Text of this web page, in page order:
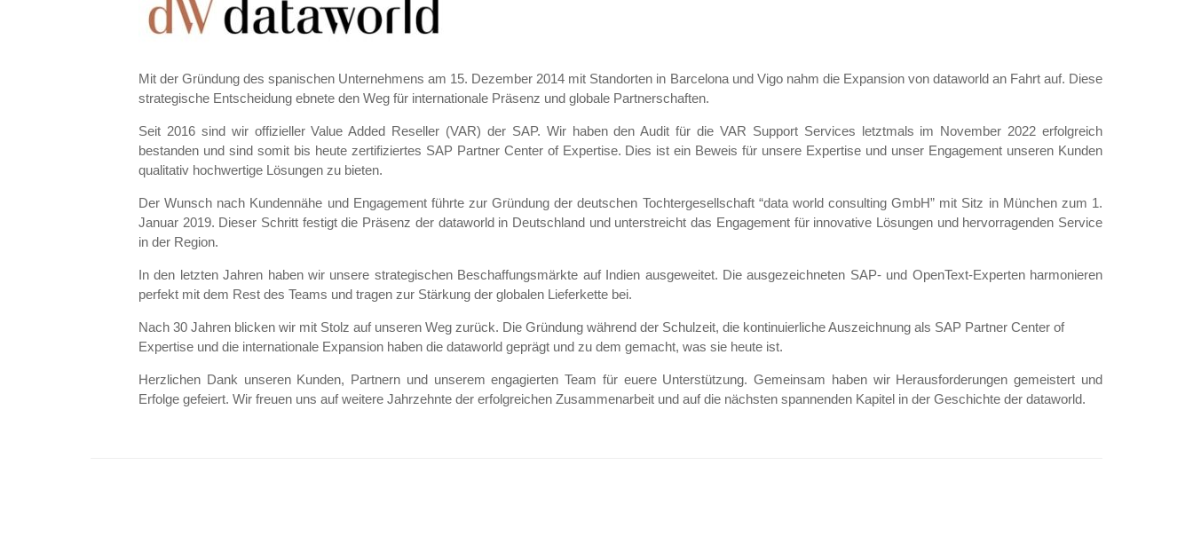
Mit der Gründung des spanischen Unternehmens am 15. Dezember 2014 mit Standorten in Barcelona und Vigo nahm die Expansion von dataworld an Fahrt auf. Diese
strategische Entscheidung ebnete den Weg für internationale Präsenz und globale Partnerschaften.
Seit 2016 sind wir offizieller Value Added Reseller (VAR) der SAP. Wir haben den Audit für die VAR Support Services letztmals im November 2022 erfolgreich
bestanden und sind somit bis heute zertifiziertes SAP Partner Center of Expertise. Dies ist ein Beweis für unsere Expertise und unser Engagement unseren Kunden
qualitativ hochwertige Lösungen zu bieten.
Der Wunsch nach Kundennähe und Engagement führte zur Gründung der deutschen Tochtergesellschaft “data world consulting GmbH” mit Sitz in München zum 1.
Januar 2019. Dieser Schritt festigt die Präsenz der dataworld in Deutschland und unterstreicht das Engagement für innovative Lösungen und hervorragenden Service
in der Region.
In den letzten Jahren haben wir unsere strategischen Beschaffungsmärkte auf Indien ausgeweitet. Die ausgezeichneten SAP- und OpenText-Experten harmonieren
perfekt mit dem Rest des Teams und tragen zur Stärkung der globalen Lieferkette bei.
Nach 30 Jahren blicken wir mit Stolz auf unseren Weg zurück. Die Gründung während der Schulzeit, die kontinuierliche Auszeichnung als SAP Partner Center of
Expertise und die internationale Expansion haben die dataworld geprägt und zu dem gemacht, was sie heute ist.
Herzlichen Dank unseren Kunden, Partnern und unserem engagierten Team für euere Unterstützung. Gemeinsam haben wir Herausforderungen gemeistert und
Erfolge gefeiert. Wir freuen uns auf weitere Jahrzehnte der erfolgreichen Zusammenarbeit und auf die nächsten spannenden Kapitel in der Geschichte der dataworld.